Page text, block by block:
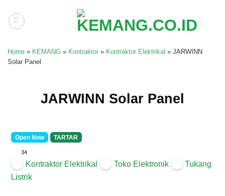
content
Home » KEMANG » Kontraktor » Kontraktor Elektrikal » JARWINN
Solar Panel
JARWINN Solar Panel
Open Now TARTAR
34
Kontraktor Elektrikal Toko Elektronik
Tukang
Listrik